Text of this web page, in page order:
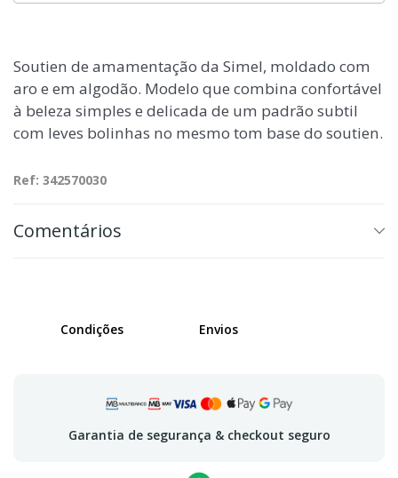
Soutien de amamentação da Simel, moldado com
aro e em algodão. Modelo que combina confortável
à beleza simples e delicada de um padrão subtil
com leves bolinhas no mesmo tom base do soutien.
Ref: 342570030
Comentários
Condições Envios
Garantia de segurança & checkout seguro